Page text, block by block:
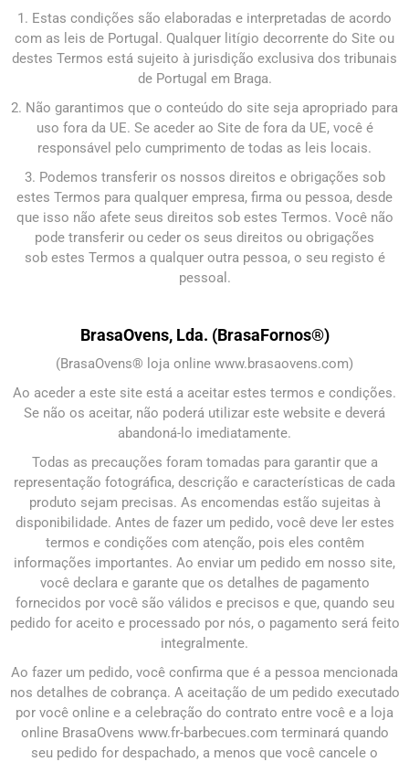
1. Estas condições são elaboradas e interpretadas de acordo
com as leis de Portugal. Qualquer litígio decorrente do Site ou
destes Termos está sujeito à jurisdição exclusiva dos tribunais
de Portugal em Braga.
2. Não garantimos que o conteúdo do site seja apropriado para
uso fora da UE. Se aceder ao Site de fora da UE, você é
responsável pelo cumprimento de todas as leis locais.
3. Podemos transferir os nossos direitos e obrigações sob
estes Termos para qualquer empresa, firma ou pessoa, desde
que isso não afete seus direitos sob estes Termos. Você não
pode transferir ou ceder os seus direitos ou obrigações
sob estes Termos a qualquer outra pessoa, o seu registo é
pessoal.
BrasaOvens, Lda. (BrasaFornos®)
(BrasaOvens® loja online www.brasaovens.com)
Ao aceder a este site está a aceitar estes termos e condições.
Se não os aceitar, não poderá utilizar este website e deverá
abandoná-lo imediatamente.
Todas as precauções foram tomadas para garantir que a
representação fotográfica, descrição e características de cada
produto sejam precisas. As encomendas estão sujeitas à
disponibilidade. Antes de fazer um pedido, você deve ler estes
termos e condições com atenção, pois eles contêm
informações importantes. Ao enviar um pedido em nosso site,
você declara e garante que os detalhes de pagamento
fornecidos por você são válidos e precisos e que, quando seu
pedido for aceito e processado por nós, o pagamento será feito
integralmente.
Ao fazer um pedido, você confirma que é a pessoa mencionada
nos detalhes de cobrança. A aceitação de um pedido executado
por você online e a celebração do contrato entre você e a loja
online BrasaOvens www.fr-barbecues.com terminará quando
seu pedido for despachado, a menos que você cancele o